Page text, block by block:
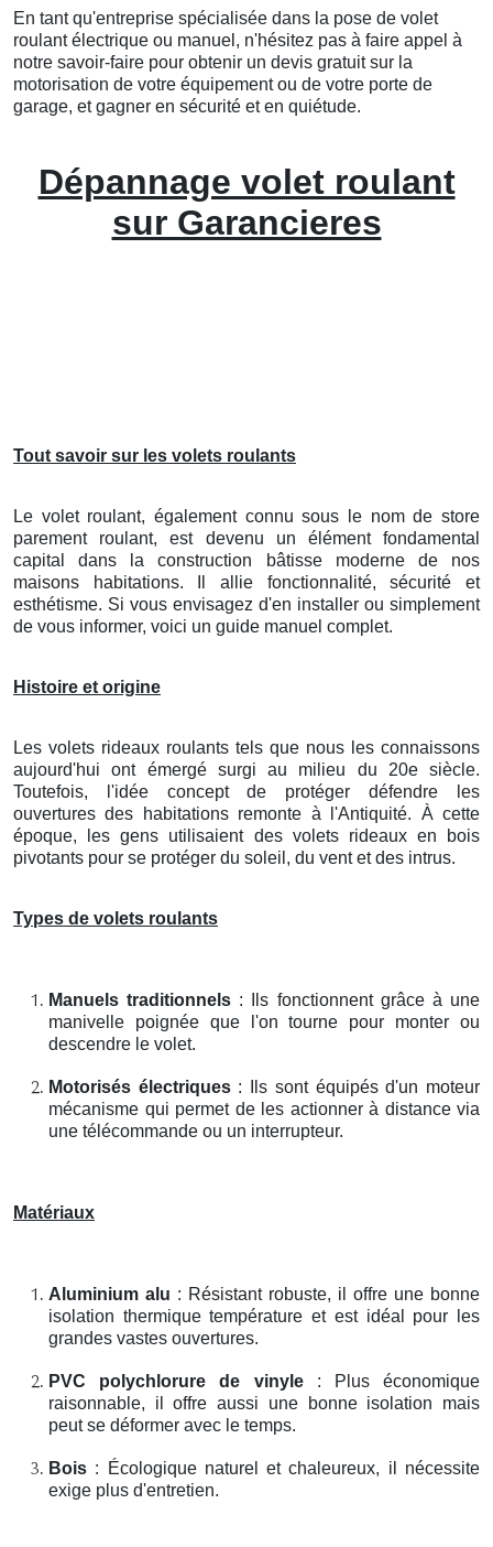
En tant qu'entreprise spécialisée dans la pose de volet
roulant électrique ou manuel, n'hésitez pas à faire appel à
notre savoir-faire pour obtenir un devis gratuit sur la
motorisation de votre équipement ou de votre porte de
garage, et gagner en sécurité et en quiétude.
Dépannage volet roulant
sur Garancieres
Tout savoir sur les volets roulants
Le volet roulant, également connu sous le nom de store
parement roulant, est devenu un élément fondamental
capital dans la construction bâtisse moderne de nos
maisons habitations. Il allie fonctionnalité, sécurité et
esthétisme. Si vous envisagez d'en installer ou simplement
de vous informer, voici un guide manuel complet.
Histoire et origine
Les volets rideaux roulants tels que nous les connaissons
aujourd'hui ont émergé surgi au milieu du 20e siècle.
Toutefois, l'idée concept de protéger défendre les
ouvertures des habitations remonte à l'Antiquité. À cette
époque, les gens utilisaient des volets rideaux en bois
pivotants pour se protéger du soleil, du vent et des intrus.
Types de volets roulants
Manuels traditionnels : Ils fonctionnent grâce à une
manivelle poignée que l'on tourne pour monter ou
descendre le volet.
Motorisés électriques: Ils sont équipés d'un moteur
mécanisme qui permet de les actionner à distance via
une télécommande ou un interrupteur.
Matériaux
Aluminium alu : Résistant robuste, il offre une bonne
isolation thermique température et est idéal pour les
grandes vastes ouvertures.
PVC polychlorure de vinyle: Plus économique
raisonnable, il offre aussi une bonne isolation mais
peut se déformer avec le temps.
Bois : Écologique naturel et chaleureux, il nécessite
exige plus d'entretien.